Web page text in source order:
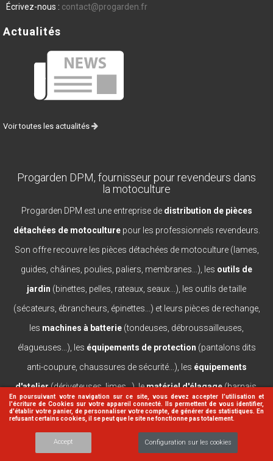
En poursuivant votre navigation sur ce site, vous devez accepter l’utilisation et
l'écriture de Cookies sur votre appareil connecté. Ils permettent de vous identifier,
d'établir votre panier, de personnaliser votre compte, de générer des statistiques. En
refusant certains cookies, il se peut que le site ne fonctionne pas totalement.
Accept Configuration sur les cookies
Écrivez-nous : contact@progarden.fr
Actualités
Voir toutes les actualités
Progarden DPM, fournisseur pour revendeurs dans
la motoculture
Progarden DPM est une entreprise de distribution de pièces
détachées de motoculturepour les professionnels revendeurs.
Son offre recouvre les pièces détachées de motoculture (lames,
guides, châines, poulies, paliers, membranes...), les outils de
jardin (binettes, pelles, rateaux, seaux...), les outils de taille
(sécateurs, ébrancheurs, épinettes...) et leurs pièces de rechange,
les machines à batterie (tondeuses, débroussailleuses,
élagueuses...), les équipements de protection (pantalons dits
anti-coupure, chaussures de sécurité...), les équipements
d'atelier(dériveteuses, limes...), lematériel d'élagage(harnais,
casques, lanceurs...).